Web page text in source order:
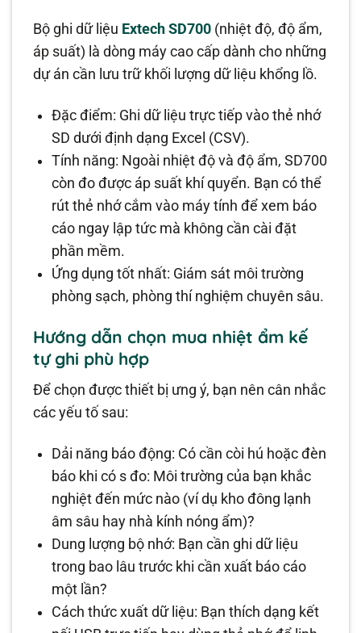
Bộ ghi dữ liệu Extech SD700 (nhiệt độ, độ ẩm,
áp suất) là dòng máy cao cấp dành cho những
dự án cần lưu trữ khối lượng dữ liệu khổng lồ.
Đặc điểm: Ghi dữ liệu trực tiếp vào thẻ nhớ
SD dưới định dạng Excel (CSV).
Tính năng: Ngoài nhiệt độ và độ ẩm, SD700
còn đo được áp suất khí quyển. Bạn có thể
rút thẻ nhớ cắm vào máy tính để xem báo
cáo ngay lập tức mà không cần cài đặt
phần mềm.
Ứng dụng tốt nhất: Giám sát môi trường
phòng sạch, phòng thí nghiệm chuyên sâu.
Hướng dẫn chọn mua nhiệt ẩm kế
tự ghi phù hợp
Để chọn được thiết bị ưng ý, bạn nên cân nhắc
các yếu tố sau:
Dải năng báo động: Có cần còi hú hoặc đèn
báo khi có s đo: Môi trường của bạn khắc
nghiệt đến mức nào (ví dụ kho đông lạnh
âm sâu hay nhà kính nóng ẩm)?
Dung lượng bộ nhớ: Bạn cần ghi dữ liệu
trong bao lâu trước khi cần xuất báo cáo
một lần?
Cách thức xuất dữ liệu: Bạn thích dạng kết